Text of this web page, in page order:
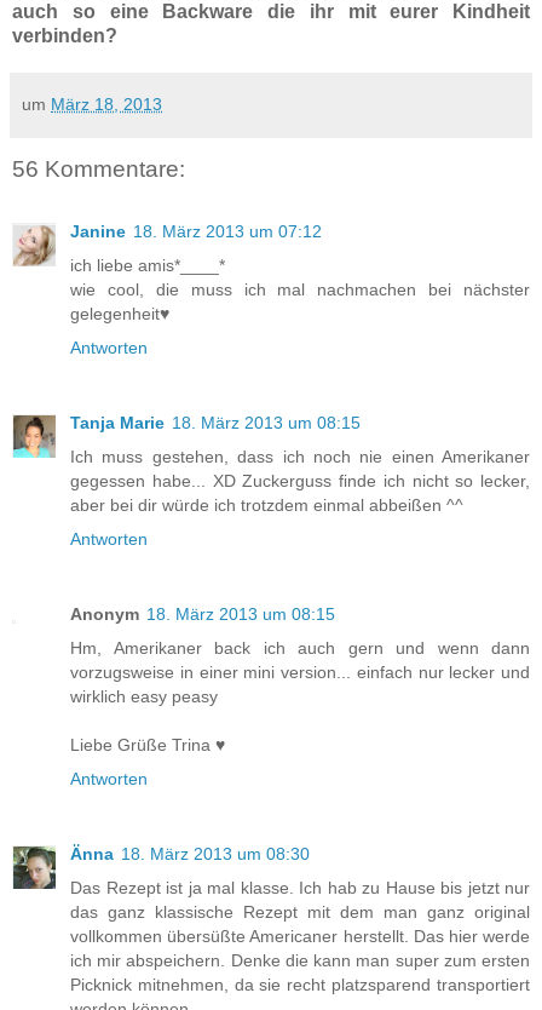
auch so eine Backware die ihr mit eurer Kindheit
verbinden?
um März 18, 2013
56 Kommentare:
Janine 18. März 2013 um 07:12
ich liebe amis*____*
wie cool, die muss ich mal nachmachen bei nächster
gelegenheit♥
Antworten
Tanja Marie 18. März 2013 um 08:15
Ich muss gestehen, dass ich noch nie einen Amerikaner
gegessen habe... XD Zuckerguss finde ich nicht so lecker,
aber bei dir würde ich trotzdem einmal abbeißen ^^
Antworten
Anonym 18. März 2013 um 08:15
Hm, Amerikaner back ich auch gern und wenn dann
vorzugsweise in einer mini version... einfach nur lecker und
wirklich easy peasy
Liebe Grüße Trina ♥
Antworten
Änna 18. März 2013 um 08:30
Das Rezept ist ja mal klasse. Ich hab zu Hause bis jetzt nur
das ganz klassische Rezept mit dem man ganz original
vollkommen übersüßte Americaner herstellt. Das hier werde
ich mir abspeichern. Denke die kann man super zum ersten
Picknick mitnehmen, da sie recht platzsparend transportiert